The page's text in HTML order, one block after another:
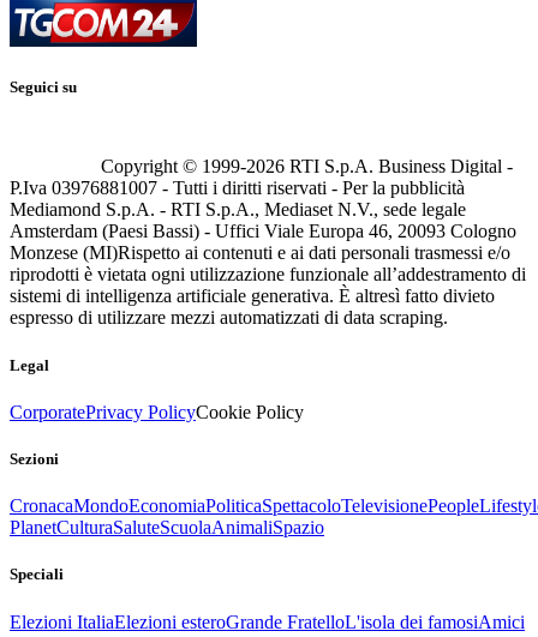
Seguici su
Copyright © 1999-2026 RTI S.p.A. Business Digital -
P.Iva 03976881007 - Tutti i diritti riservati - Per la pubblicità
Mediamond S.p.A. - RTI S.p.A., Mediaset N.V., sede legale
Amsterdam (Paesi Bassi) - Uffici Viale Europa 46, 20093 Cologno
Monzese (MI)Rispetto ai contenuti e ai dati personali trasmessi e/o
riprodotti è vietata ogni utilizzazione funzionale all’addestramento di
sistemi di intelligenza artificiale generativa. È altresì fatto divieto
espresso di utilizzare mezzi automatizzati di data scraping.
Legal
CorporatePrivacy PolicyCookie Policy
Sezioni
CronacaMondoEconomiaPoliticaSpettacoloTelevisionePeople
PlanetCulturaSaluteScuolaAnimaliSpazio
Speciali
Elezioni ItaliaElezioni esteroGrande FratelloL'isola dei famosiAmici